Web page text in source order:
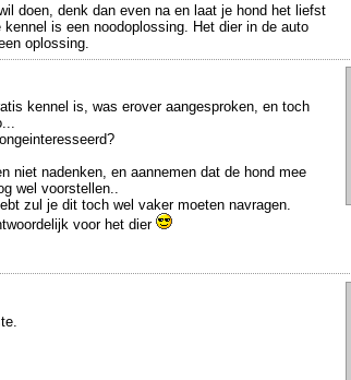
doen, denk dan even na en laat je hond het liefst
is een noodoplossing. Het dier in de auto
oplossing.
kennel is, was erover aangesproken, en toch
niet nadenken, en aannemen dat de hond mee
wel voorstellen..
zul je dit toch wel vaker moeten navragen.
voor het dier